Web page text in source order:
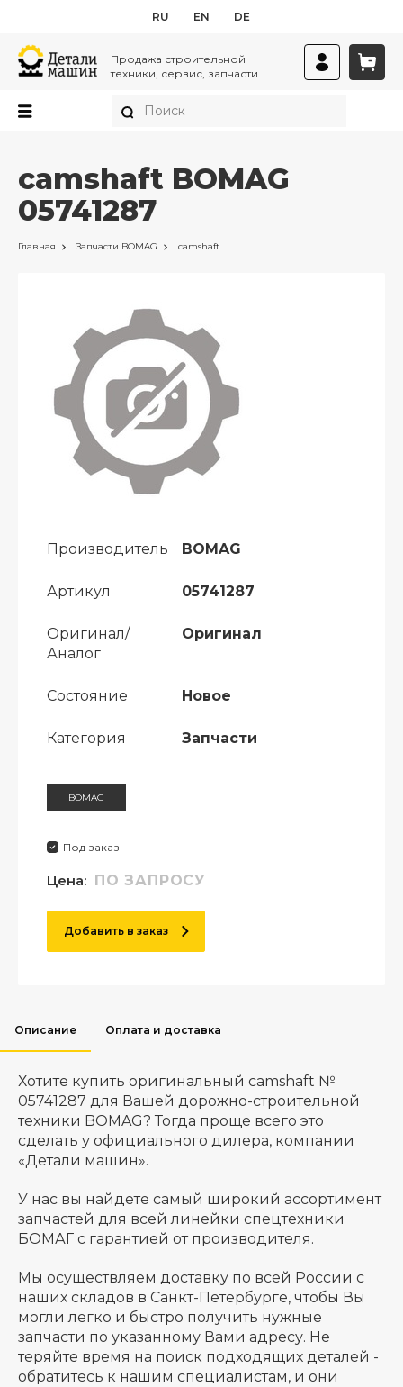
RU EN DE
Продажа строительной
техники, сервис, запчасти
camshaft BOMAG
05741287
Главная Запчасти BOMAG camshaft
Производитель BOMAG
Артикул 05741287
Оригинал/
Аналог
Оригинал
Состояние Новое
Категория Запчасти
BOMAG
Под заказ
Цена: ПО ЗАПРОСУ
Добавить в заказ
Описание Оплата и доставка
Хотите купить оригинальный camshaft №
05741287 для Вашей дорожно-строительной
техники BOMAG? Тогда проще всего это
сделать у официального дилера, компании
«Детали машин».
У нас вы найдете самый широкий ассортимент
запчастей для всей линейки спецтехники
БОМАГ с гарантией от производителя.
Мы осуществляем доставку по всей России с
наших складов в Санкт-Петербурге, чтобы Вы
могли легко и быстро получить нужные
запчасти по указанному Вами адресу. Не
теряйте время на поиск подходящих деталей -
обратитесь к нашим специалистам, и они